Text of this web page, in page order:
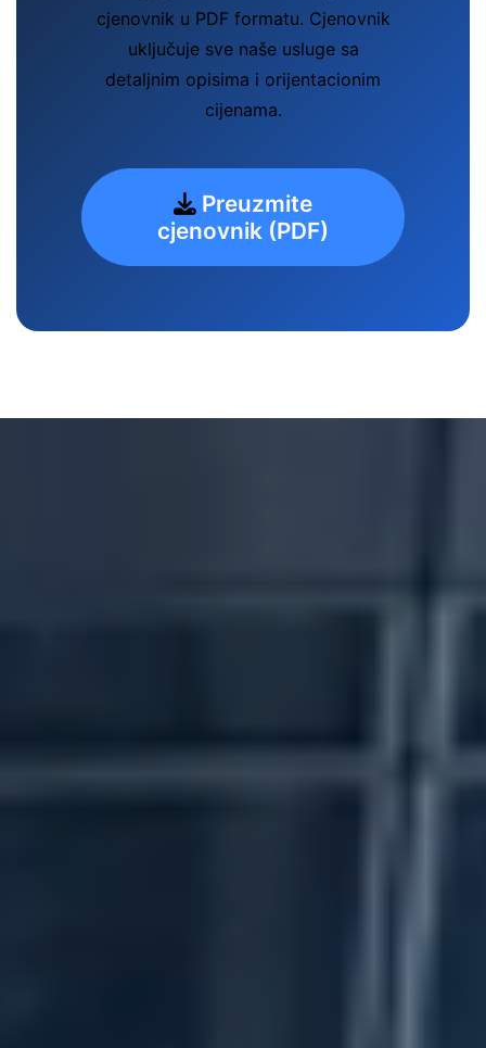
cjenovnik u PDF formatu. Cjenovnik
uključuje sve naše usluge sa
detaljnim opisima i orijentacionim
cijenama.
Preuzmite
cjenovnik (PDF)